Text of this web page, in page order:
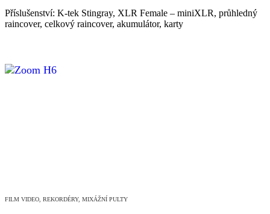
Příslušenství: K-tek Stingray, XLR Female – miniXLR, průhledný
raincover, celkový raincover, akumulátor, karty
FILM VIDEO, REKORDÉRY, MIXÁŽNÍ PULTY